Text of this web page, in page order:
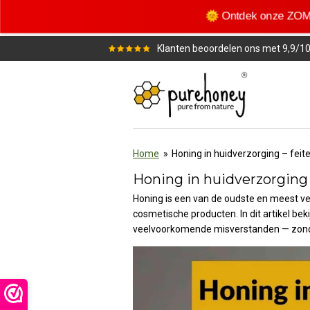
🌞 Ontdek onze
de
Klanten beoordelen ons met 9,9/
Home » Honing in huidverzorging –
Honing in huidverzorging
Honing is een van de oudste en meest
cosmetische producten. In dit artikel
veelvoorkomende misverstanden —